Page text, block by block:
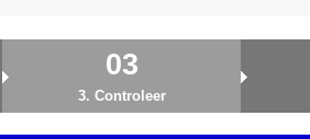
03
3. Controleer